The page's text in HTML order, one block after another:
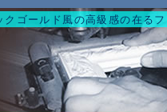
ゴールド風の高級感の在る